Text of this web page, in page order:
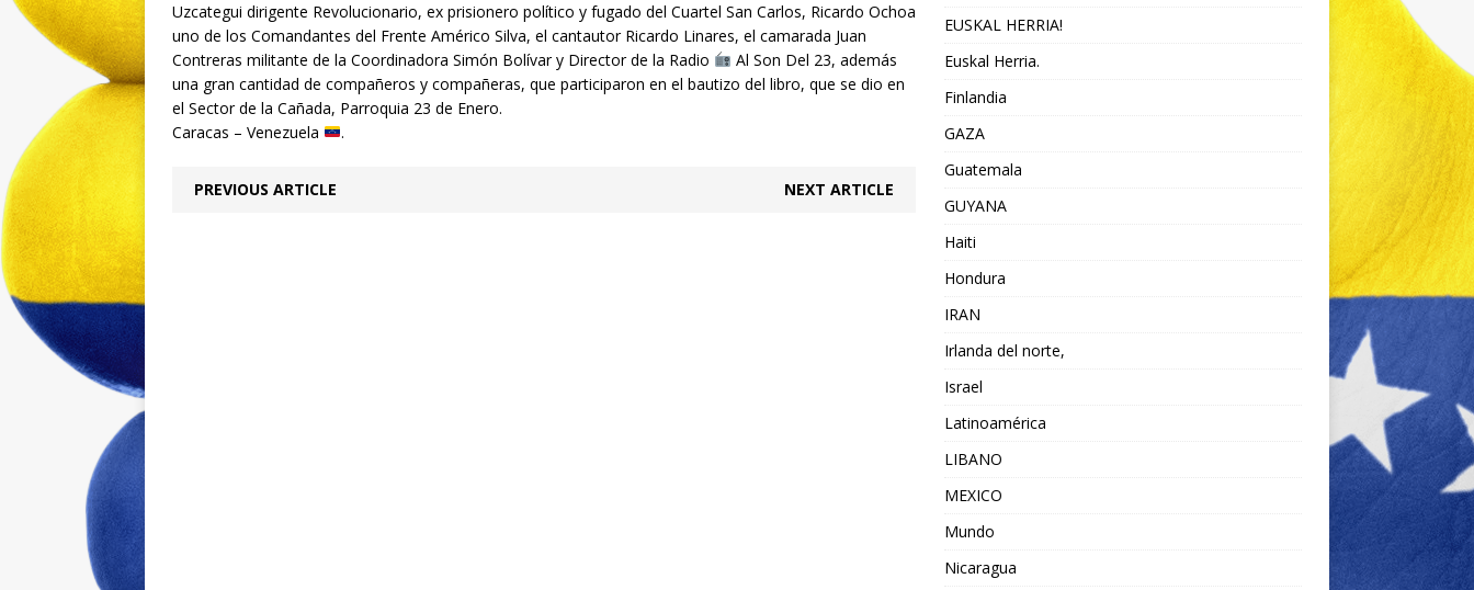
Uzcategui dirigente Revolucionario, ex prisionero político y fugado del Cuartel San Carlos, Ricardo Ochoa
uno de los Comandantes del Frente Américo Silva, el cantautor Ricardo Linares, el camarada Juan
Contreras militante de la Coordinadora Simón Bolívar y Director de la Radio
Al Son Del 23, además
una gran cantidad de compañeros y compañeras, que participaron en el bautizo del libro, que se dio en
el Sector de la Cañada, Parroquia 23 de Enero.
Caracas – Venezuela
.
PREVIOUS ARTICLE NEXT ARTICLE
EUSKAL HERRIA!
Euskal Herria.
Finlandia
GAZA
Guatemala
GUYANA
Haiti
Hondura
IRAN
Irlanda del norte,
Israel
Latinoamérica
LIBANO
MEXICO
Mundo
Nicaragua